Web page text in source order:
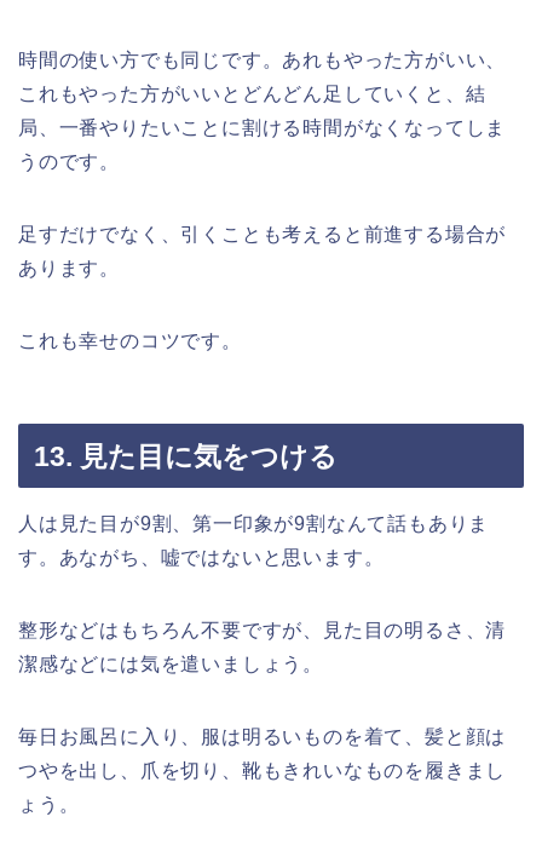
時間の使い方でも同じです。あれもやった方がいい、
これもやった方がいいとどんどん足していくと、結
局、一番やりたいことに割ける時間がなくなってしま
うのです。
足すだけでなく、引くことも考えると前進する場合が
あります。
これも幸せのコツです。
13. 見た目に気をつける
人は見た目が9割、第一印象が9割なんて話もありま
す。あながち、嘘ではないと思います。
整形などはもちろん不要ですが、見た目の明るさ、清
潔感などには気を遣いましょう。
毎日お風呂に入り、服は明るいものを着て、髪と顔は
つやを出し、爪を切り、靴もきれいなものを履きまし
ょう。